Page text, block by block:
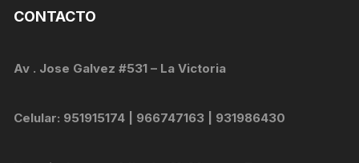
CONTACTO
Av . Jose Galvez #531 – La Victoria
Celular: 951915174 | 966747163 | 931986430